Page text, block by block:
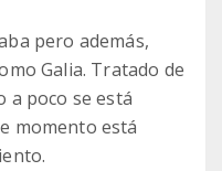
pero además,
Galia. Tratado de
a poco se está
momento está